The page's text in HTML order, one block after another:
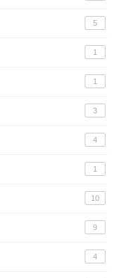
5
1
1
3
4
1
10
9
4